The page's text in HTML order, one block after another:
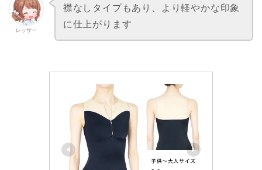
レッサー
襟なしタイプもあり、より軽やかな印象
に仕上がります